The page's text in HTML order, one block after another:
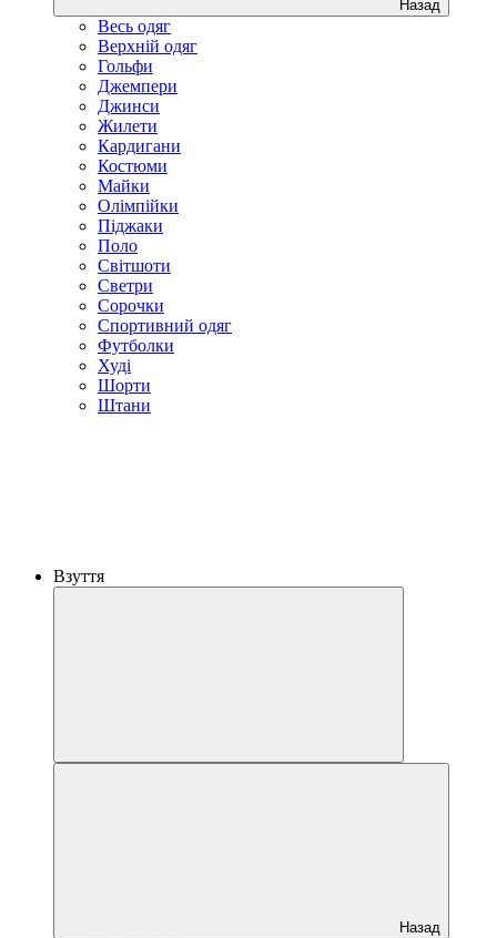
Назад
Весь одяг
Верхній одяг
Гольфи
Джемпери
Джинси
Жилети
Кардигани
Костюми
Майки
Олімпійки
Піджаки
Поло
Світшоти
Светри
Сорочки
Спортивний одяг
Футболки
Худі
Шорти
Штани
Взуття
Назад